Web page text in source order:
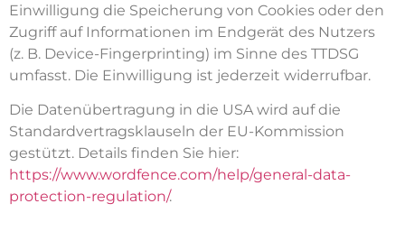
Einwilligung die Speicherung von Cookies oder den
Zugriff auf Informationen im Endgerät des Nutzers
(z. B. Device-Fingerprinting) im Sinne des TTDSG
umfasst. Die Einwilligung ist jederzeit widerrufbar.
Die Datenübertragung in die USA wird auf die
Standardvertragsklauseln der EU-Kommission
gestützt. Details finden Sie hier:
https://www.wordfence.com/help/general-data-
protection-regulation/.